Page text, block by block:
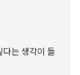
다는 생각이 들